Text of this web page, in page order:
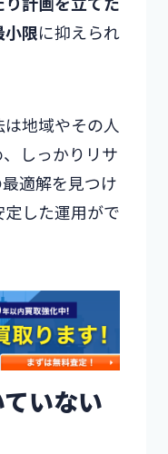
小限に抑えられ
地域やその人
しっかりリサ
適解を見つけ
した運用がで
いない